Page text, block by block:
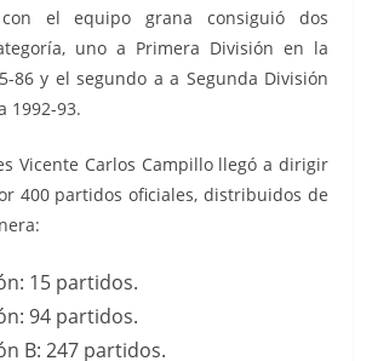
el equipo grana consiguió dos
uno a Primera División en la
86 y el segundo a a Segunda División
1992-93.
Vicente Carlos Campillo llegó a dirigir
400 partidos oficiales, distribuidos de
15 partidos.
94 partidos.
B: 247 partidos.